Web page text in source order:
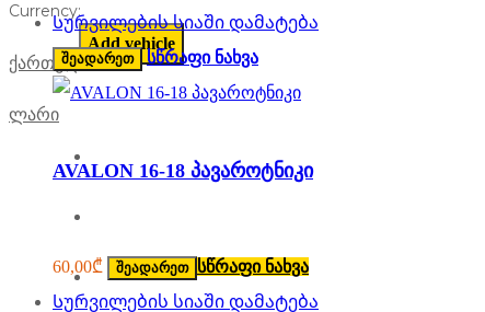
Currency:
ქართული
ლარი
ავტომობილები კანადიდან
Სურვილების სიაში დამატება
შეადარეთ სწრაფი ნახვა
AVALON 16-18 პავაროტნიკი
60,00₾ შეადარეთ სწრაფი ნახვა
Სურვილების სიაში დამატება